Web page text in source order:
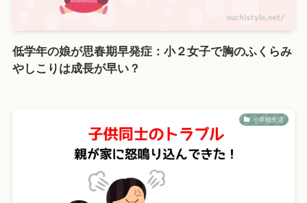
低学年の娘が思春期早発症：小２女子で胸のふくらみ
やしこりは成長が早い？
小学校生活